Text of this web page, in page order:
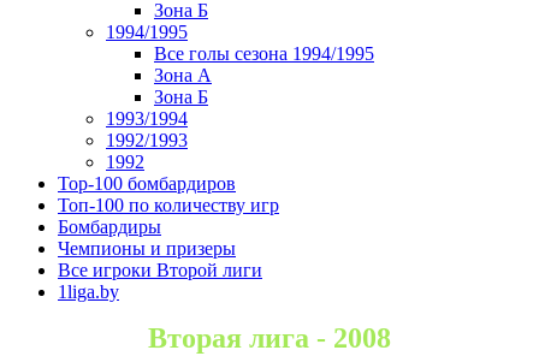
Зона Б
1994/1995
Все голы сезона 1994/1995
Зона А
Зона Б
1993/1994
1992/1993
1992
Top-100 бомбардиров
Топ-100 по количеству игр
Бомбардиры
Чемпионы и призеры
Все игроки Второй лиги
1liga.by
Вторая лига - 2008